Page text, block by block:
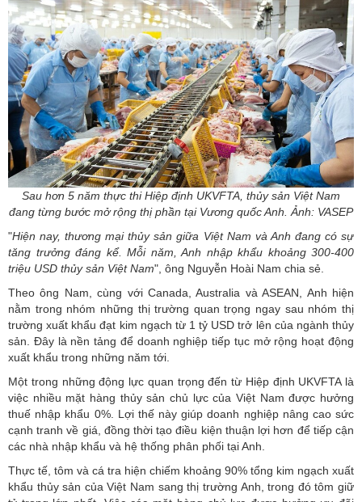
Sau hơn 5 năm thực thi Hiệp định UKVFTA, thủy sản Việt Nam
đang từng bước mở rộng thị phần tại Vương quốc Anh. Ảnh: VASEP
"Hiện nay, thương mại thủy sản giữa Việt Nam và Anh đang có sự
tăng trưởng đáng kể. Mỗi năm, Anh nhập khẩu khoảng 300-400
triệu USD thủy sản Việt Nam", ông Nguyễn Hoài Nam chia sẻ.
Theo ông Nam, cùng với Canada, Australia và ASEAN, Anh hiện
nằm trong nhóm những thị trường quan trọng ngay sau nhóm thị
trường xuất khẩu đạt kim ngạch từ 1 tỷ USD trở lên của ngành thủy
sản. Đây là nền tảng để doanh nghiệp tiếp tục mở rộng hoạt động
xuất khẩu trong những năm tới.
Một trong những động lực quan trọng đến từ Hiệp định UKVFTAlà
việc nhiều mặt hàng thủy sản chủ lực của Việt Nam được hưởng
thuế nhập khẩu 0%. Lợi thế này giúp doanh nghiệp nâng cao sức
cạnh tranh về giá, đồng thời tạo điều kiện thuận lợi hơn để tiếp cận
các nhà nhập khẩu và hệ thống phân phối tại Anh.
Thực tế, tôm và cá tra hiện chiếm khoảng 90% tổng kim ngạch xuất
khẩu thủy sản của Việt Nam sang thị trường Anh, trong đó tôm giữ